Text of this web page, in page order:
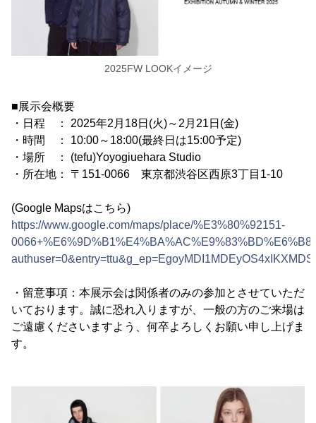
2025FW LOOKイメージ
■展示会概要
・日程 ： 2025年2月18日(火)～2月21日(金)
・時間 ： 10:00～18:00(最終日は15:00予定)
・場所 ： (tefu)Yoyogiuehara Studio
・所在地： 〒151-0066 東京都渋谷区西原3丁目1-10
(Google Mapsはこちら)
https://www.google.com/maps/place/%E3%80%92151-
・留意事項：本展示会は関係者のみの参加とさせていただ
いております。誠に恐れ入りますが、一般の方のご来場は
ご遠慮くださいますよう、何卒よろしくお願い申し上げま
す。